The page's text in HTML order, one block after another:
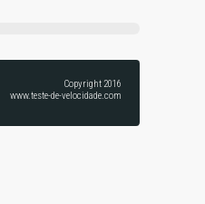
Copyright 2016
www.teste-de-velocidade.com